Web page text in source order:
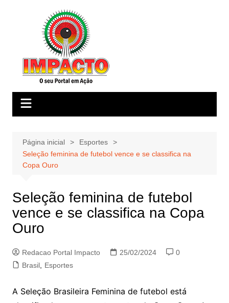
Página inicial
Esportes
Seleção feminina de futebol vence e se classifica na
Copa Ouro
Seleção feminina de futebol
vence e se classifica na Copa
Ouro
Redacao Portal Impacto 25/02/2024
0
Brasil, Esportes
A Seleção Brasileira Feminina de futebol está